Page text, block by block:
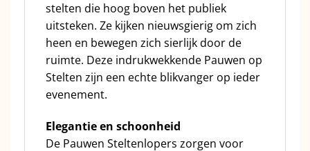
stelten die hoog boven het publiek
uitsteken. Ze kijken nieuwsgierig om zich
heen en bewegen zich sierlijk door de
ruimte. Deze indrukwekkende Pauwen op
Stelten zijn een echte blikvanger op ieder
evenement.
Elegantie en schoonheid
De Pauwen Steltenlopers zorgen voor